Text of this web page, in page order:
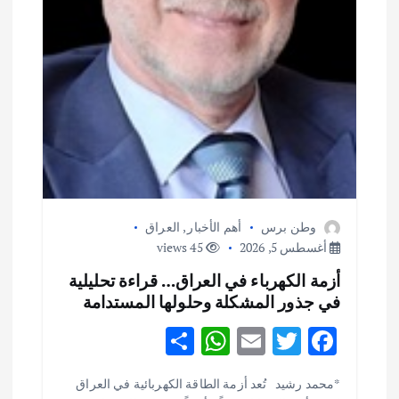
وطن برس أهم الأخبار , العراق
أغسطس 5, 2026
45 views
أزمة الكهرباء في العراق… قراءة تحليلية
في جذور المشكلة وحلولها المستدامة
F
T
w
E
m
W
h
S
h
*محمد رشيد تُعد أزمة الطاقة الكهربائية في العراق
اختتام ورشة السينوغرافيا في مدينة كلباء الاماراتية